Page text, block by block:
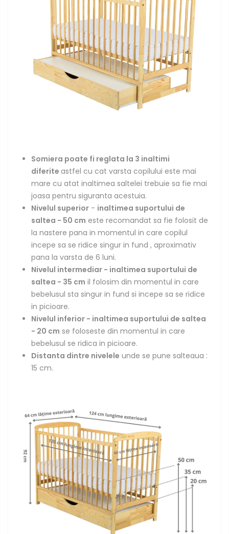
Somiera poate fi reglata la 3 inaltimi
diferite astfel cu cat varsta copilului este mai
mare cu atat inaltimea saltelei trebuie sa fie mai
joasa pentru siguranta acestuia.
Nivelul superior - inaltimea suportului de
saltea - 50 cm este recomandat sa fie folosit de
la nastere pana in momentul in care copilul
incepe sa se ridice singur in fund , aproximativ
pana la varsta de 6 luni.
Nivelul intermediar - inaltimea suportului de
saltea - 35 cm il folosim din momentul in care
bebelusul sta singur in fund si incepe sa se ridice
in picioare.
Nivelul inferior - inaltimea suportului de saltea
- 20 cm se foloseste din momentul in care
bebelusul se ridica in picioare.
Distanta dintre nivelele unde se pune salteaua :
15 cm.